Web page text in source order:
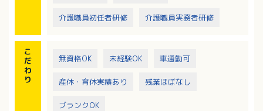
介護職員初任者研修 介護職員実務者研修
こ
だ
わ
り
無資格OK 未経験OK 車通勤可
産休・育休実績あり 残業ほぼなし
ブランクOK